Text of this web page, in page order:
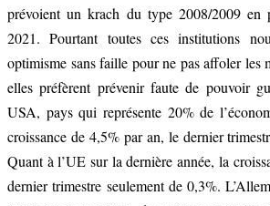
prévoient un krach du type 2008/2009 en
2021. Pourtant toutes ces institutions
optimisme sans faille pour ne pas affoler les
elles préfèrent prévenir faute de pouvoir
USA, pays qui représente 20% de
croissance de 4,5% par an, le dernier
Quant à l’UE sur la dernière année, la
dernier trimestre seulement de 0,3%.